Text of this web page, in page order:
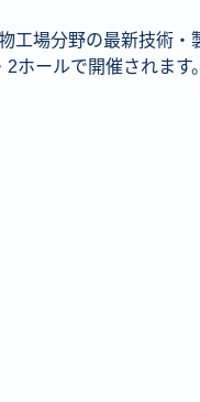
工場分野の最新技術・
ホールで開催されます。